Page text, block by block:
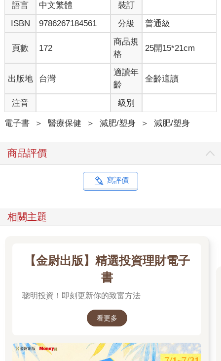
語言 中文繁體
裝訂
ISBN
9786267184561 分級 普通級
頁數 172
商品規
格
25開15*21cm
出版地 台灣
適讀年
齡
全齡適讀
注音 級別
電子書 ＞ 醫療保健 ＞ 減肥/塑身 ＞ 減肥/塑身
商品評價
寫評價
相關主題
【金尉出版】精選投資理財電子
書
聰明投資！即刻更新你的致富方法
看更多